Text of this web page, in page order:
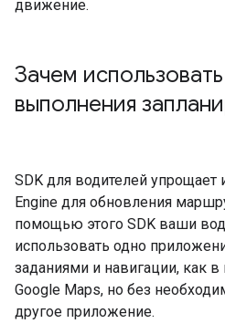
движение.
Зачем
выполнения
SDK для водителей упрощает
Engine для обновления
помощью этого SDK ваши
использовать одно
заданиями и навигации, как
Google Maps, но без
другое приложение.